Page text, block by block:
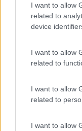
I want to allow
related to
device
I want to allow
related to
I want to allow
related to
I want to allow
Campeggio
La struttura,